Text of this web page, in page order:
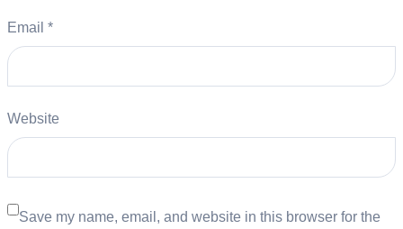
Email *
Website
Save my name, email, and website in this browser for the